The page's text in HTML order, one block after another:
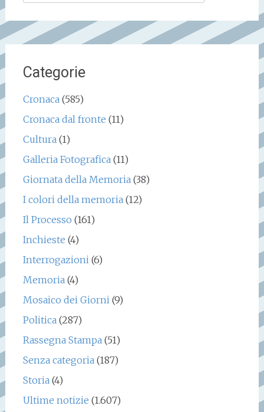
Categorie
Cronaca(585)
Cronaca dal fronte (11)
Cultura(1)
Galleria Fotografica(11)
Giornata della Memoria(38)
I colori della memoria(12)
Il Processo (161)
Inchieste (4)
Interrogazioni(6)
Memoria(4)
Mosaico dei Giorni(9)
Politica(287)
Rassegna Stampa(51)
Senza categoria(187)
Storia(4)
Ultime notizie (1.607)